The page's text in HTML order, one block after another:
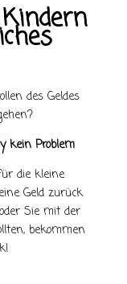
des Geldes
kein Problem
die kleine
Geld zurück
Sie mit der
bekommen